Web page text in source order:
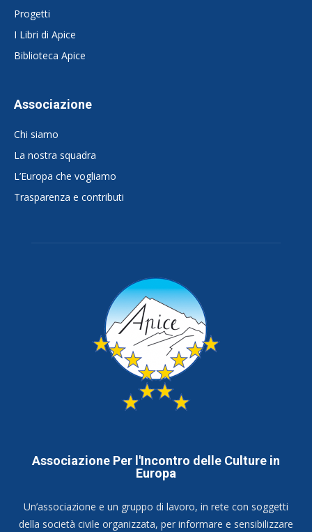
Progetti
I Libri di Apice
Biblioteca Apice
Associazione
Chi siamo
La nostra squadra
L’Europa che vogliamo
Trasparenza e contributi
Associazione Per l'Incontro delle Culture in
Europa
Un’associazione e un gruppo di lavoro, in rete con soggetti
della società civile organizzata, per informare e sensibilizzare